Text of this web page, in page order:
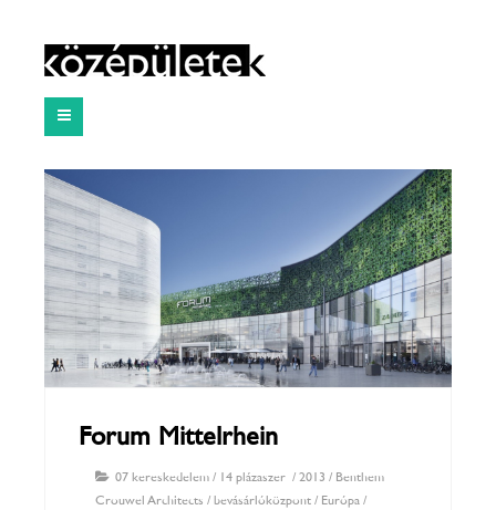
Forum Mittelrhein
07 kereskedelem / 14 plázaszerű / 2013 / Benthem
Crouwel Architects / bevásárlóközpont / Európa /